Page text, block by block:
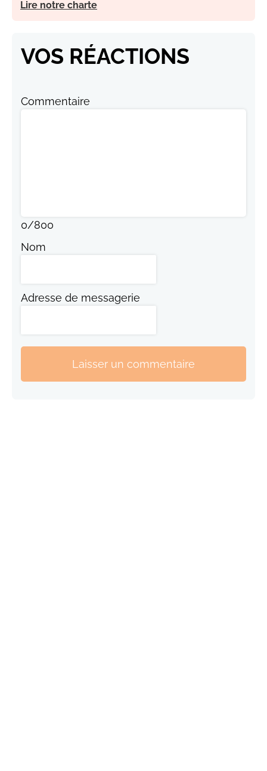
Lire notre charte
VOS RÉACTIONS
Commentaire
0/800
Nom
Adresse de messagerie
Laisser un commentaire